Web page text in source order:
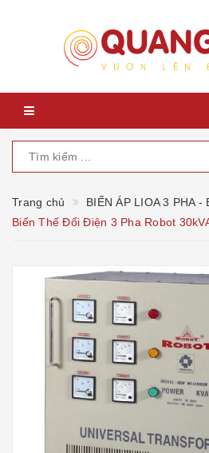
Trang chủ
BIẾN ÁP LIOA 3 PHA -
Biến Thế Đổi Điện 3 Pha Robot